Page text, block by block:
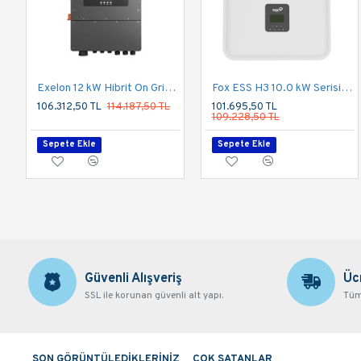
Exelon 12 kW Hibrit On Grid İnverter LV 48V Trifaze 380V
106.312,50 TL 114.187,50 TL
Sepete Ekle
Fox ESS H3 10.0 kW Serisi Üç Faz Hibrit İnverter
101.695,50 TL
109.228,50 TL
Sepete Ekle
Güvenli Alışveriş
SSL ile korunan güvenli alt yapı.